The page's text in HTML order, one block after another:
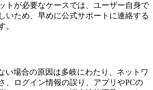
トが必要なケースでは、ユーザー自身で
いため、早めに公式サポートに連絡する
。
い場合の原因は多岐にわたり、ネットワ
、ログイン情報の誤り、アプリやPCの